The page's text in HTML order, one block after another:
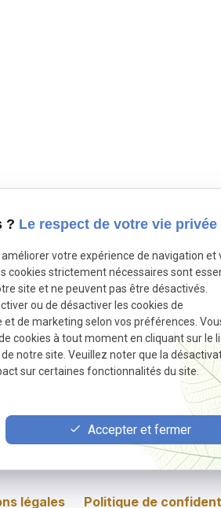
Pour nous joindre
phone01 88 24 23 46
place
Toilette rituelle Inhumation
légales Politique de
? Le respect de votre vie privée
votre expérience de navigation et
cookies strictement nécessaires sont
site et ne peuvent pas être désactivés.
ou de désactiver les cookies de
de marketing selon vos préférences.
cookies à tout moment en cliquant sur le
notre site. Veuillez noter que la
sur certaines fonctionnalités du site.
Accepter et fermer